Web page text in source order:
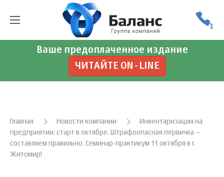
Ваше предоплаченное издание
ЧИТАЙТЕ ON-LINE
Главная Новости компании
Инвентаризация на
предприятии: старт в октябре. Штрафоопасная первичка –
составляем правильно. Семинар-практикум 11 октября в г.
Житомир!